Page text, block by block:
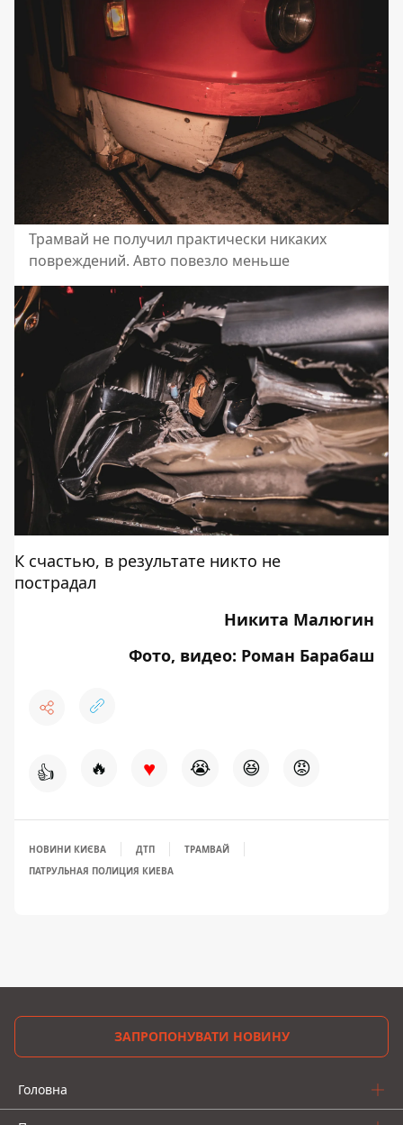
Трамвай не получил практически никаких
повреждений. Авто повезло меньше
К счастью, в результате никто не
пострадал
Никита Малюгин
Фото, видео: Роман Барабаш
👍 🔥 ♥ 😭 😆 😡
НОВИНИ КИЄВА ДТП
ТРАМВАЙ
ПАТРУЛЬНАЯ ПОЛИЦИЯ КИЕВА
ЗАПРОПОНУВАТИ НОВИНУ
Головна